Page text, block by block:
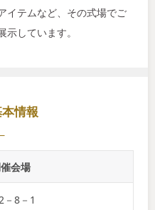
イテムなど、その式場でご
しています。
情報
会場
－8－1